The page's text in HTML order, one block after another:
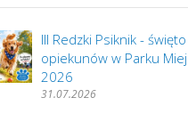
III Redzki Psiknik -
opiekunów w Parku
2026
31.07.2026